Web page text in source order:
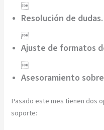

Resolución de dudas.

Ajuste de formatos

Asesoramiento
Pasado este mes tienen dos
soporte: